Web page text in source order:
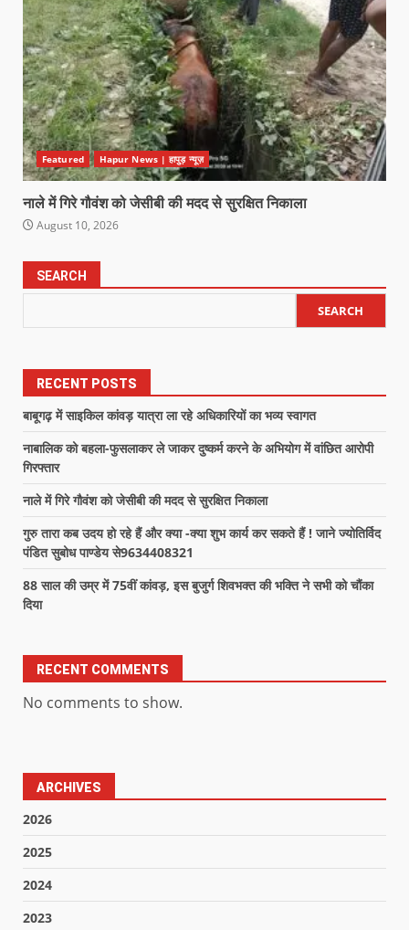
Featured Hapur News | हापुड़ न्यूज़
नाले में गिरे गौवंश को जेसीबी की मदद से सुरक्षित निकाला
August 10, 2026
SEARCH
SEARCH
RECENT POSTS
बाबूगढ़ में साइकिल कांवड़ यात्रा ला रहे अधिकारियों का भव्य स्वागत
नाबालिक को बहला-फुसलाकर ले जाकर दुष्कर्म करने के अभियोग में वांछित आरोपी
गिरफ्तार
नाले में गिरे गौवंश को जेसीबी की मदद से सुरक्षित निकाला
गुरु तारा कब उदय हो रहे हैं और क्या -क्या शुभ कार्य कर सकते हैं ! जाने ज्योतिर्विद
पंडित सुबोध पाण्डेय से9634408321
88 साल की उम्र में 75वीं कांवड़, इस बुजुर्ग शिवभक्त की भक्ति ने सभी को चौंका
दिया
RECENT COMMENTS
No comments to show.
ARCHIVES
2026
2025
2024
2023